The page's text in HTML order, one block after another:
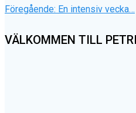
Föregående: Föregående
En intensiv vecka…
VÄLKOMMEN TILL